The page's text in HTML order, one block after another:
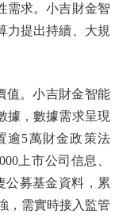
求。小吉財金智
力提出持續、大規
。小吉財金智能
據，數據需求呈現
逾5萬財金政策法
上市公司信息、
公募基金資料，累
，需實時接入監管